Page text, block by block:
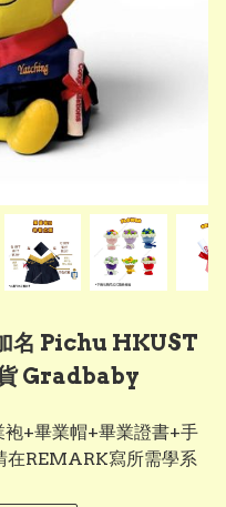
名 Pichu HKUST
貨 Gradbaby
+畢業帽+畢業證書+手
在REMARK寫所需學系